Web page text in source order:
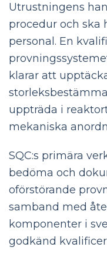
Utrustningens
procedur och ska
personal. En
klarar att
uppträda i
mekaniska
SQC:s primära
bedöma och
oförstörande
samband med
komponenter i
godkänd